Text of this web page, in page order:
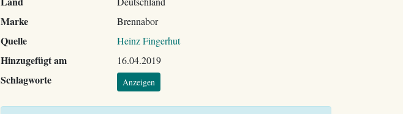
Marke Brennabor
Quelle Heinz Fingerhut
Hinzugefügt am 16.04.2019
Schlagworte Anzeigen